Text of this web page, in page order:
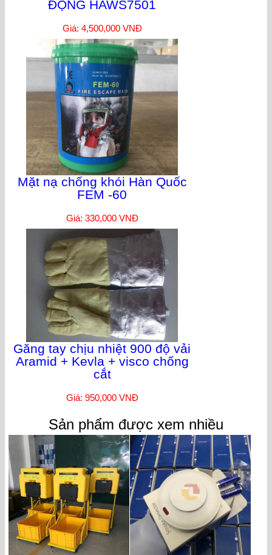
ĐỘNG HAWS7501
Giá: 4,500,000 VNĐ
Mặt nạ chống khói Hàn Quốc
FEM -60
Giá: 330,000 VNĐ
Găng tay chịu nhiệt 900 độ vải
Aramid + Kevla + visco chống
cắt
Giá: 950,000 VNĐ
Sản phẩm được xem nhiều